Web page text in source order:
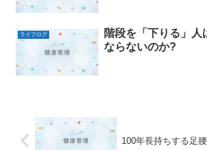
ライフログ
階段を「下りる」人
ならないのか?
100年長持ちする足